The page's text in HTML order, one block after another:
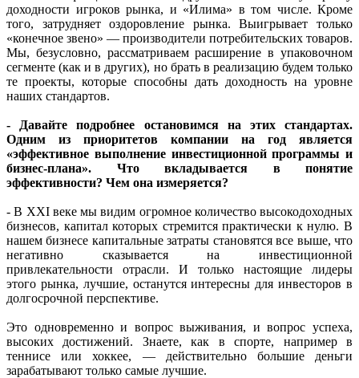
доходности игроков рынка, и «Илима» в том числе. Кроме
того, затрудняет оздоровление рынка. Выигрывает только
«конечное звено» — производители потребительских товаров.
Мы, безусловно, рассматриваем расширение в упаковочном
сегменте (как и в других), но брать в реализацию будем только
те проекты, которые способны дать доходность на уровне
наших стандартов.
- Давайте подробнее остановимся на этих стандартах.
Одним из приоритетов компании на год является
«эффективное выполнение инвестиционной программы и
бизнес-плана». Что вкладывается в понятие
эффективности? Чем она измеряется?
- В XXI веке мы видим огромное количество высокодоходных
бизнесов, капитал которых стремится практически к нулю. В
нашем бизнесе капитальные затраты становятся все выше, что
негативно сказывается на инвестиционной
привлекательности отрасли. И только настоящие лидеры
этого рынка, лучшие, останутся интересны для инвесторов в
долгосрочной перспективе.
Это одновременно и вопрос выживания, и вопрос успеха,
высоких достижений. Знаете, как в спорте, например в
теннисе или хоккее, — действительно большие деньги
зарабатывают только самые лучшие.